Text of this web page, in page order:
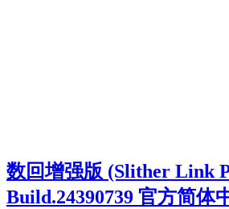
数回增强版 (Slither Link
Build.24390739 官方简体